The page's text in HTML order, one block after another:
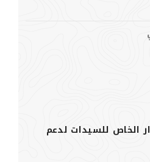
الخاص للسيدات لدعم